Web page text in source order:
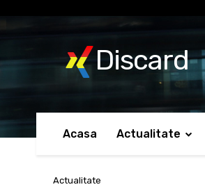
Discard
Acasa Actualitate
Actualitate